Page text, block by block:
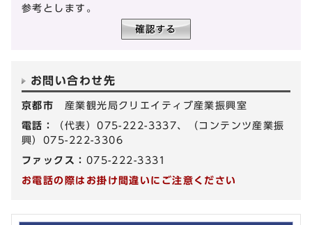
参考とします。
お問い合わせ先
京都市 産業観光局クリエイティブ産業振興室
電話：
（代表）075-222-3337、（コンテンツ産業振
興）075-222-3306
ファックス： 075-222-3331
お電話の際はお掛け間違いにご注意ください